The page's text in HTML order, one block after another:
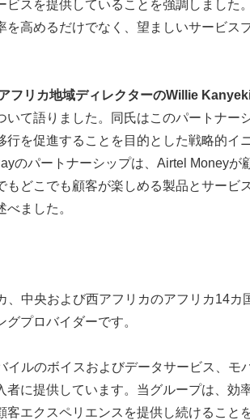
ビスを提供していることを強調しました
を高めるだけでなく、望ましいサービス
フリカ地域ディレクターのWillie
いて語りました。同氏はこのパートナー
行を促進することを目的とした戦略的イ
のパートナーシップは、Airtel Moneyが
もどこでも顧客が楽しめる製品とサービ
ました。
、中央および西アフリカのアフリカ14カ
プロバイダーです。
イルのボイスおよびデータサービス、モ
者に提供しています。当グループは、効
エクスペリエンスを提供し続けること